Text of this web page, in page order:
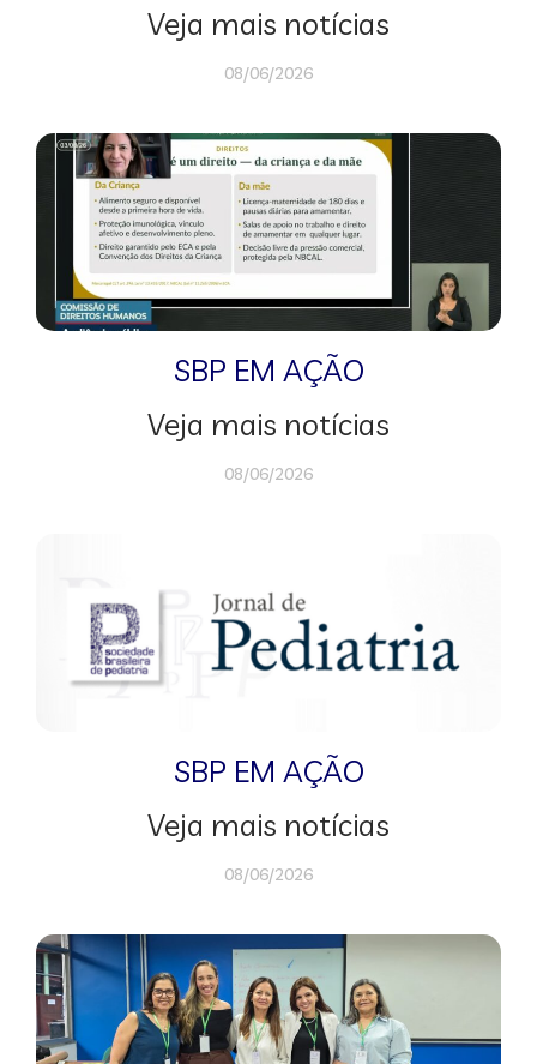
Veja mais notícias
08/06/2026
SBP EM AÇÃO
Veja mais notícias
08/06/2026
SBP EM AÇÃO
Veja mais notícias
08/06/2026